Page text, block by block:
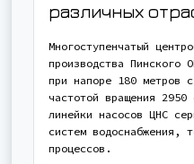
различных
Многоступенчатый
производства Пинского
при напоре 180 метров
частотой вращения
линейки насосов ЦНС
систем водоснабжения,
процессов.